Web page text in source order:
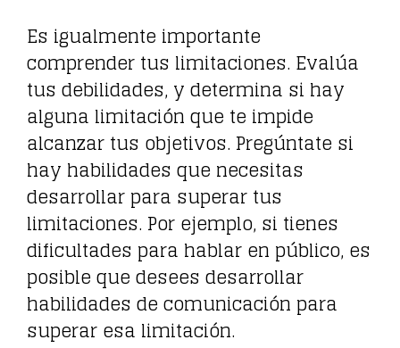
Es igualmente importante
comprender tus limitaciones. Evalúa
tus debilidades, y determina si hay
alguna limitación que te impide
alcanzar tus objetivos. Pregúntate si
hay habilidades que necesitas
desarrollar para superar tus
limitaciones. Por ejemplo, si tienes
dificultades para hablar en público, es
posible que desees desarrollar
habilidades de comunicación para
superar esa limitación.